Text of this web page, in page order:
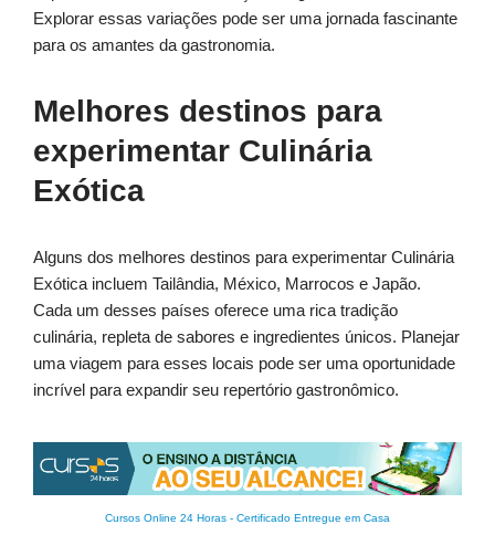
Explorar essas variações pode ser uma jornada fascinante
para os amantes da gastronomia.
Melhores destinos para
experimentar Culinária
Exótica
Alguns dos melhores destinos para experimentar Culinária
Exótica incluem Tailândia, México, Marrocos e Japão.
Cada um desses países oferece uma rica tradição
culinária, repleta de sabores e ingredientes únicos. Planejar
uma viagem para esses locais pode ser uma oportunidade
incrível para expandir seu repertório gastronômico.
Cursos Online 24 Horas - Certificado Entregue em Casa